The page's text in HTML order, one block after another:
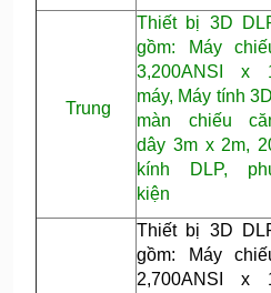
Trung
Thiết bị 3D
gồm: Máy
3,200ANSI x
máy, Máy tính
màn chiếu
dây 3m x 2m,
kính DLP,
kiện
Thiết bị 3D
gồm: Máy
2,700ANSI x